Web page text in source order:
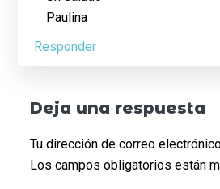
Paulina
Responder
Deja una respuesta
Tu dirección de correo
Los campos obligatorios están